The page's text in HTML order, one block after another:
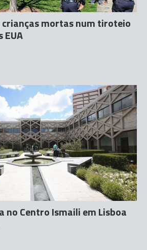
crianças mortas num tiroteio
EUA
no Centro Ismaili em Lisboa